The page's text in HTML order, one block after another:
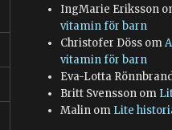
IngMarie Eriksson
vitamin för barn
Christofer Döss om
vitamin för barn
Eva-Lotta
Britt Svensson om
Malin om Lite